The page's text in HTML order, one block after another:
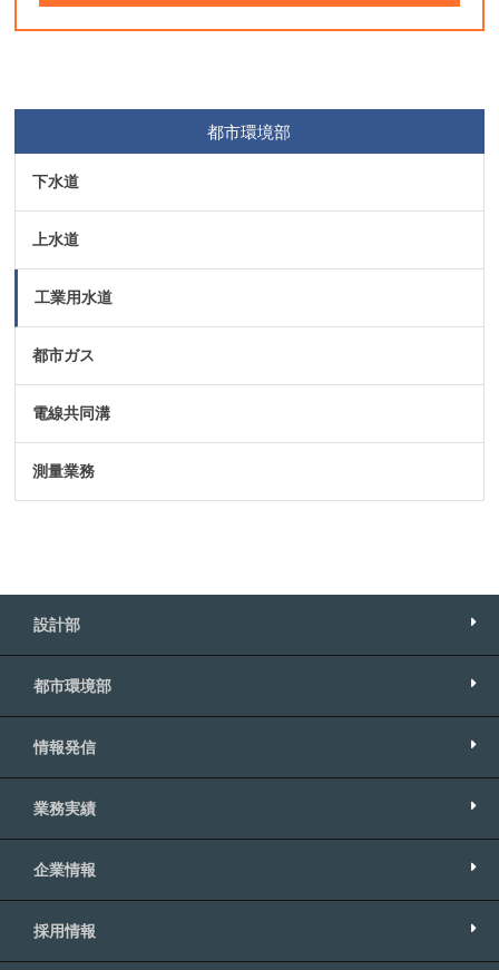
都市環境部
下水道
上水道
工業用水道
都市ガス
電線共同溝
測量業務
設計部
都市環境部
情報発信
業務実績
企業情報
採用情報